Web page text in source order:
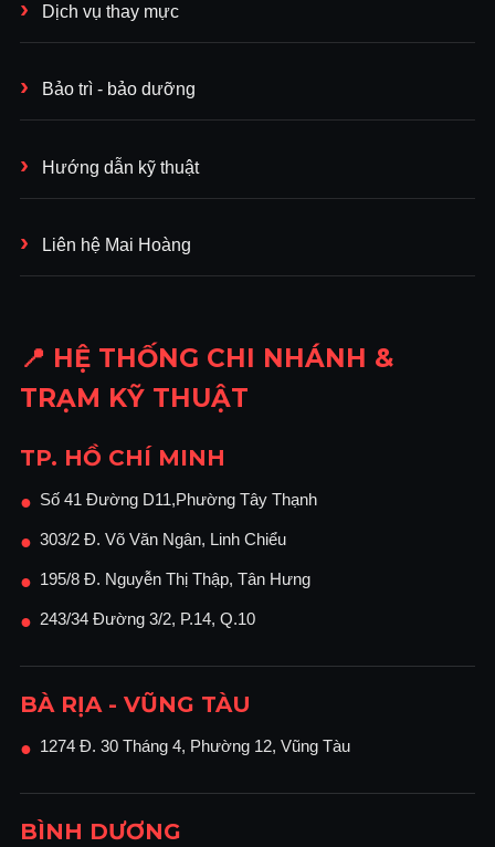
Dịch vụ thay mực
Bảo trì - bảo dưỡng
Hướng dẫn kỹ thuật
Liên hệ Mai Hoàng
📍 HỆ THỐNG CHI NHÁNH &
TRẠM KỸ THUẬT
TP. HỒ CHÍ MINH
● Số 41 Đường D11,Phường Tây Thạnh
● 303/2 Đ. Võ Văn Ngân, Linh Chiểu
● 195/8 Đ. Nguyễn Thị Thập, Tân Hưng
● 243/34 Đường 3/2, P.14, Q.10
BÀ RỊA - VŨNG TÀU
● 1274 Đ. 30 Tháng 4, Phường 12, Vũng Tàu
BÌNH DƯƠNG